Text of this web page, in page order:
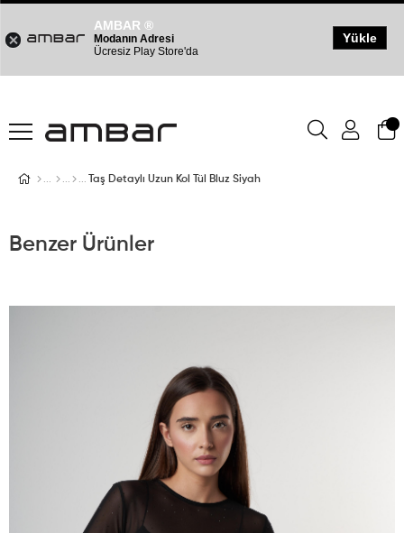
Taş Detaylı Uzun Kol Tül Bluz Siyah
Benzer Ürünler
AMBAR ®
Modanın Adresi
Ücresiz Play Store'da
Yükle